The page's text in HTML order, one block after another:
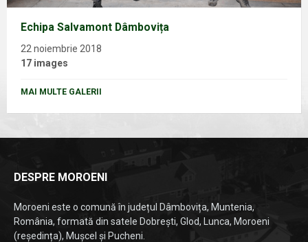
Echipa Salvamont Dâmbovița
22 noiembrie 2018
17 images
MAI MULTE GALERII
DESPRE MOROENI
Moroeni este o comună în județul Dâmbovița, Muntenia,
România, formată din satele Dobrești, Glod, Lunca, Moroeni
(reședința), Mușcel și Pucheni.